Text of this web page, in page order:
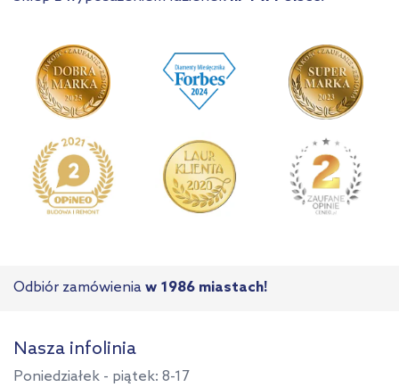
Odbiór zamówienia w 1986 miastach!
Nasza infolinia
Poniedziałek - piątek: 8-17